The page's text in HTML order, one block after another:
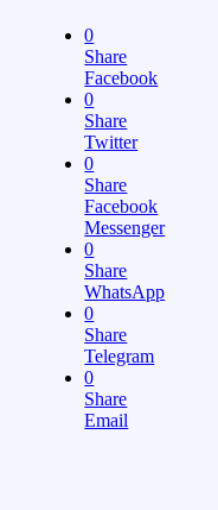
0
Share
Facebook
0
Share
Twitter
0
Share
Facebook
Messenger
0
Share
WhatsApp
0
Share
Telegram
0
Share
Email